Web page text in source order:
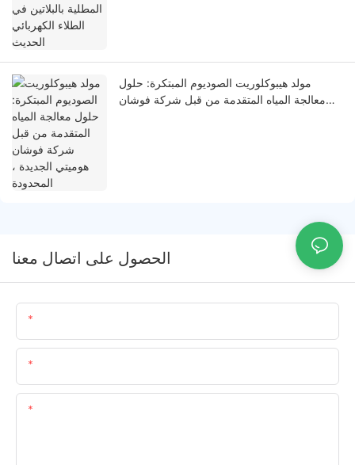
مولد هيبوكلوريت الصوديوم المبتكرة: حلول
معالجة المياه المتقدمة من قبل شركة فوشان
الحصول على اتصال معنا